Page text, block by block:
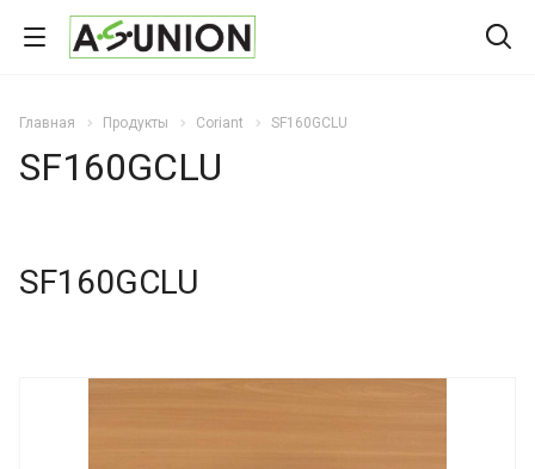
Главная Продукты Coriant SF160GCLU
SF160GCLU
SF160GCLU